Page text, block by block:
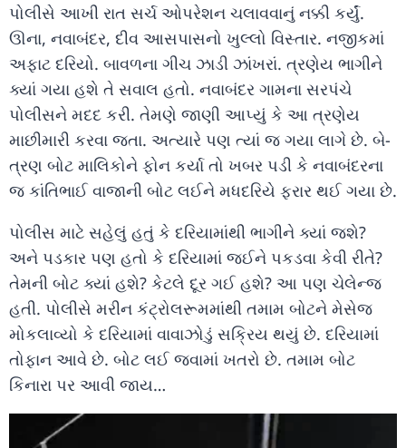
પોલીસે આખી રાત સર્ચ ઓપરેશન ચલાવવાનું નક્કી કર્યું.
ઊના, નવાબંદર, દીવ આસપાસનો ખુલ્લો વિસ્તાર. નજીકમાં
અફાટ દરિયો. બાવળના ગીચ ઝાડી ઝાંખરાં. ત્રણેય ભાગીને
ક્યાં ગયા હશે તે સવાલ હતો. નવાબંદર ગામના સરપંચે
પોલીસને મદદ કરી. તેમણે જાણી આપ્યું કે આ ત્રણેય
માછીમારી કરવા જતા. અત્યારે પણ ત્યાં જ ગયા લાગે છે. બે-
ત્રણ બોટ માલિકોને ફોન કર્યા તો ખબર પડી કે નવાબંદરના
જ કાંતિભાઈ વાજાની બોટ લઈને મધદરિયે ફરાર થઈ ગયા છે.
પોલીસ માટે સહેલું હતું કે દરિયામાંથી ભાગીને ક્યાં જશે?
અને પડકાર પણ હતો કે દરિયામાં જઈને પકડવા કેવી રીતે?
તેમની બોટ ક્યાં હશે? કેટલે દૂર ગઈ હશે? આ પણ ચેલેન્જ
હતી. પોલીસે મરીન કંટ્રોલરૂમમાંથી તમામ બોટને મેસેજ
મોકલાવ્યો કે દરિયામાં વાવાઝોડું સક્રિય થયું છે. દરિયામાં
તોફાન આવે છે. બોટ લઈ જવામાં ખતરો છે. તમામ બોટ
કિનારા પર આવી જાય…